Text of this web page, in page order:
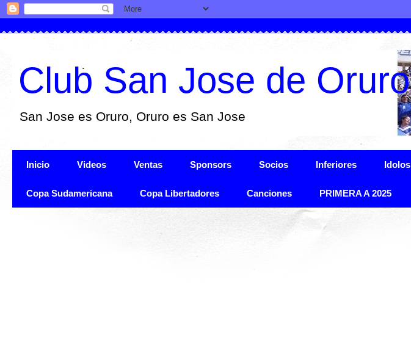
Club San Jose de Oruro
San Jose es Oruro, Oruro es San Jose
Inicio Videos Ventas Sponsors Socios Inferiores Idolos
Copa Sudamericana Copa Libertadores Canciones PRIMERA A 2025